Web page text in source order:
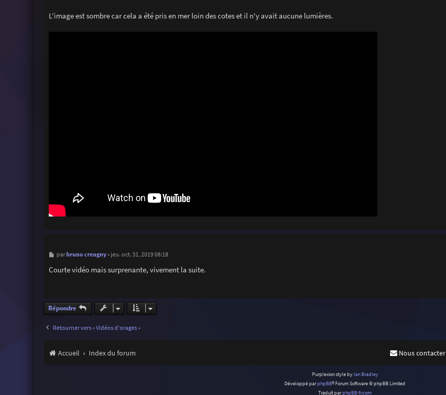
L'image est sombre car cela a été pris en mer loin des cotes et il n'y avait aucune lumières.
M
s
s
parbruno creugny» jeu. oct. 31, 2019 08:18
Courte vidéo mais surprenante, vivement la suite.
Répondre
Retourner vers « Vidéos d'orages »
Accueil Index du forum Nous contacter
Purplexion style by Ian Bradley
Développé parphpBB® Forum Software © phpBB Limited
Traduit parphpBB-fr.com